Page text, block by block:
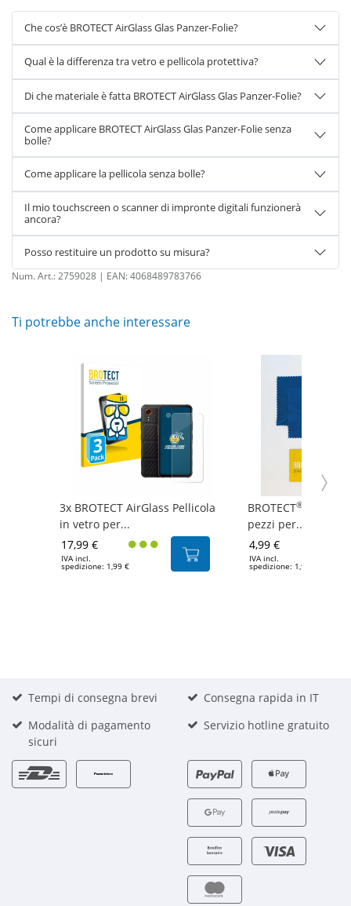
Che cos’è BROTECT AirGlass Glas Panzer-Folie?
Qual è la differenza tra vetro e pellicola protettiva?
Di che materiale è fatta BROTECT AirGlass Glas Panzer-Folie?
Come applicare BROTECT AirGlass Glas Panzer-Folie senza
bolle?
Come applicare la pellicola senza bolle?
Il mio touchscreen o scanner di impronte digitali funzionerà
ancora?
Posso restituire un prodotto su misura?
Num. Art.:2759028 | EAN:4068489783766
Ti potrebbe anche interessare
3x BROTECT AirGlass Pellicola
in vetro per...
17,99 €
IVA incl.
spedizione: 1,99 €
BROTECT®
pezzi per...
4,99 €
IVA incl.
spedizione: 1,99 €
Tempi di consegna brevi
Consegna rapida in IT
Modalità di pagamento
sicuri
Servizio hotline gratuito